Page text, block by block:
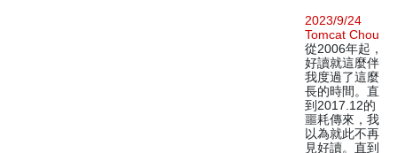
2023/9/24
Tomcat Chou
從2006年起，
好讀就這麼伴
我度過了這麼
長的時間。直
到2017.12的
噩耗傳來，我
以為就此不再
見好讀。直到